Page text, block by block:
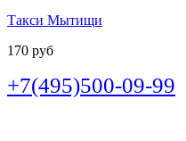
Такси Мытищи
170 руб
+7(495)500-09-99